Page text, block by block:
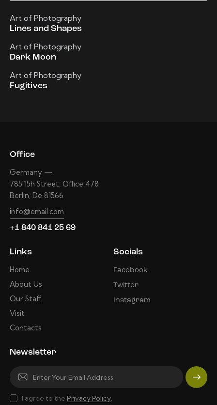
Art of Photography
Lines and Shapes
Art of Photography
Dark Moon
Art of Photography
Fugitives
Office
Germany —
785 15h Street, Office 478
Berlin, De 81566
info@email.com
+1 840 841 25 69
Links
Home
About Us
Our Staff
Visit
Contacts
Socials
Facebook
Twitter
Instagram
Newsletter
Subscri
I agree to the Privacy Policy.